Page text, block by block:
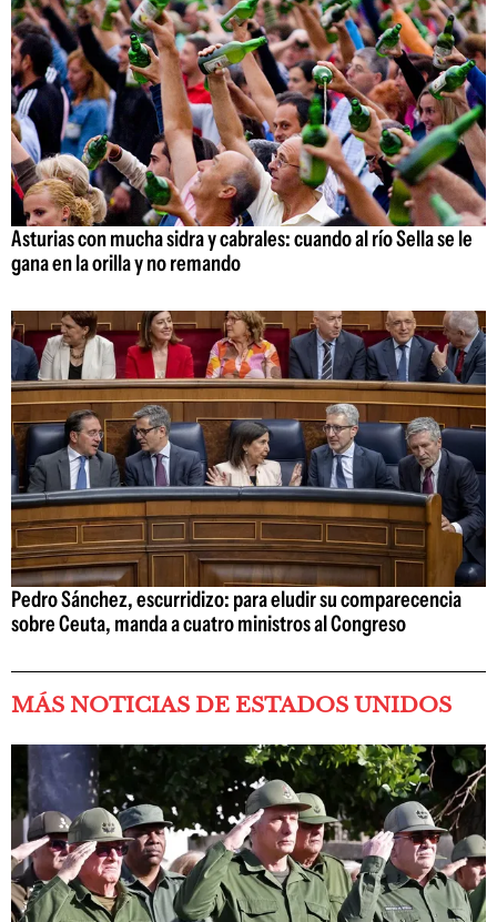
Asturias con mucha sidra y cabrales: cuando al río Sella se le
gana en la orilla y no remando
Pedro Sánchez, escurridizo: para eludir su comparecencia
sobre Ceuta, manda a cuatro ministros al Congreso
MÁS NOTICIAS DE ESTADOS UNIDOS